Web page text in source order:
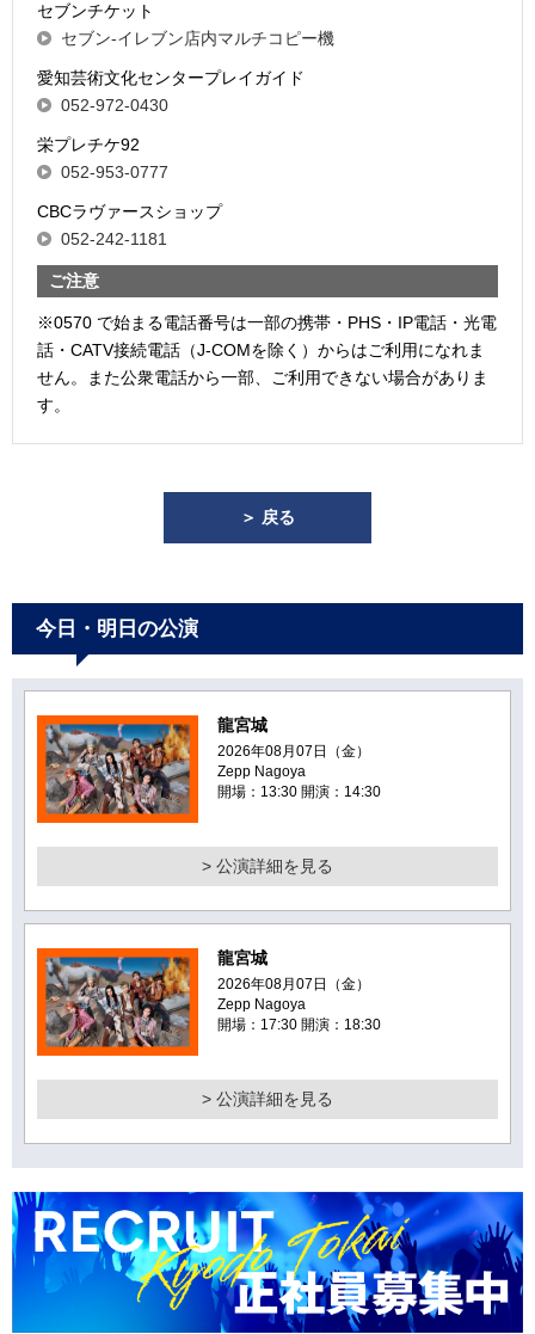
セブンチケット
セブン-イレブン店内マルチコピー機
愛知芸術文化センタープレイガイド
052-972-0430
栄プレチケ92
052-953-0777
CBCラヴァースショップ
052-242-1181
ご注意
※0570 で始まる電話番号は一部の携帯・PHS・IP電話・光電
話・CATV接続電話（J-COMを除く）からはご利用になれま
せん。また公衆電話から一部、ご利用できない場合がありま
す。
＞ 戻る
今日・明日の公演
龍宮城
2026年08月07日（金）
Zepp Nagoya
開場：13:30 開演：14:30
> 公演詳細を見る
龍宮城
2026年08月07日（金）
Zepp Nagoya
開場：17:30 開演：18:30
> 公演詳細を見る